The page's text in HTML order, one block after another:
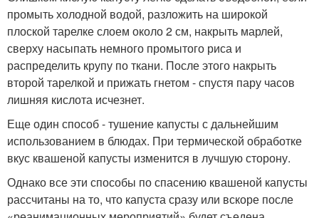
промыть холодной водой, разложить на широкой
плоской тарелке слоем около 2 см, накрыть марлей,
сверху насыпать немного промытого риса и
распределить крупу по ткани. После этого накрыть
второй тарелкой и прижать гнетом - спустя пару часов
лишняя кислота исчезнет.
Еще один способ - тушение капусты с дальнейшим
использованием в блюдах. При термической обработке
вкус квашеной капусты изменится в лучшую сторону.
Однако все эти способы по спасению квашеной капусты
рассчитаны на то, что капуста сразу или вскоре после